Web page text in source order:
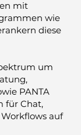
mit
wie
diese
um
PANTA
für Chat,
auf